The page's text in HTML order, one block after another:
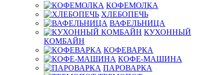
КОФЕМОЛКА
ХЛЕБОПЕЧЬ
ВАФЕЛЬНИЦА
КУХОННЫЙ
КОМБАЙН
КОФЕВАРКА
КОФЕ-МАШИНА
ПАРОВАРКА